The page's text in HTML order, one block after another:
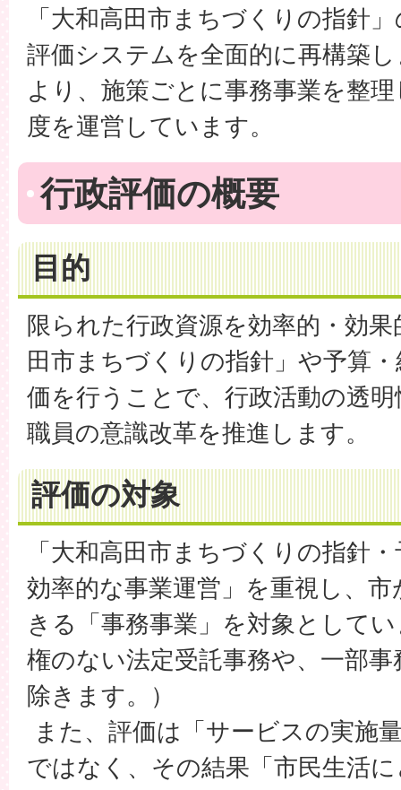
「大和高田市まちづくりの指針
評価システムを全面的に再構築
より、施策ごとに事務事業を整
度を運営しています。
行政評価の概要
目的
限られた行政資源を効率的・効
田市まちづくりの指針」や予算
価を行うことで、行政活動の透
職員の意識改革を推進します。
評価の対象
「大和高田市まちづくりの指針
効率的な事業運営」を重視し、
きる「事務事業」を対象として
権のない法定受託事務や、一部
除きます。）
また、評価は「サービスの実施
ではなく、その結果「市民生活